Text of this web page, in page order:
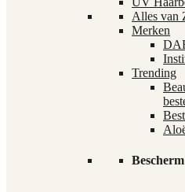
Alles van
Merken
Trending